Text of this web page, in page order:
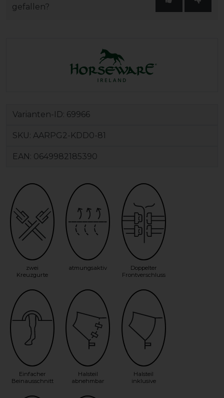
gefallen?
Varianten-ID: 69966
SKU: AARPG2-KDD0-81
EAN: 0649982185390
zwei
Kreuzgurte
atmungsaktiv
Doppelter
Frontverschluss
Einfacher
Beinausschnitt
Halsteil
abnehmbar
Halsteil
inklusive